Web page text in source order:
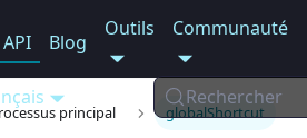
API Blog
Outils Communauté
Rechercher
principal globalShortcut